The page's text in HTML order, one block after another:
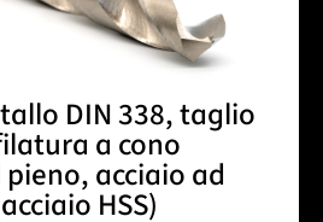
DIN 338, taglio
a cono
acciaio ad
HSS)